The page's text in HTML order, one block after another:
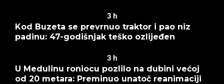
3 h
Kod Buzeta se prevrnuo traktor i pao niz
padinu: 47-godišnjak teško ozlijeđen
3 h
U Medulinu roniocu pozlilo na dubini većoj
od 20 metara: Preminuo unatoč reanimaciji